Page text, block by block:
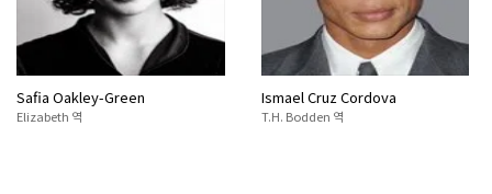
Safia Oakley-Green
Elizabeth 역
Ismael Cruz Cordova
T.H. Bodden 역